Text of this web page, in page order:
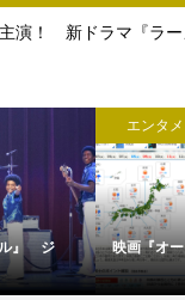
演！ 新ドラマ『ラー
ル』 ジ
エンタメ
映画『オ